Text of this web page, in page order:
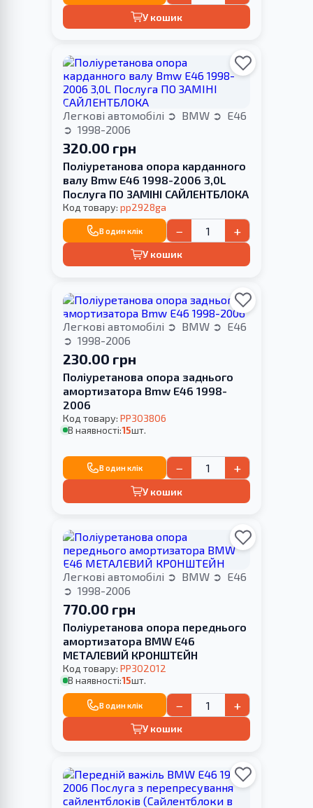
У кошик
Легкові автомобілі BMW
E46
1998-2006
320.00 грн
Поліуретанова опора карданного
валу Bmw E46 1998-2006 3,0L
Послуга ПО ЗАМІНІ САЙЛЕНТБЛОКА
Код товару: pp2928ga
В один клік − +
У кошик
Легкові автомобілі BMW
E46
1998-2006
230.00 грн
Поліуретанова опора заднього
амортизатора Bmw E46 1998-
2006
Код товару: PP303806
В наявності:15шт.
В один клік − +
У кошик
Легкові автомобілі BMW
E46
1998-2006
770.00 грн
Поліуретанова опора переднього
амортизатора BMW E46
МЕТАЛЕВИЙ КРОНШТЕЙН
Код товару: PP302012
В наявності:15шт.
В один клік − +
У кошик